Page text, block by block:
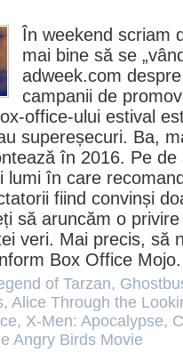
În weekend scriam
mai bine să se
adweek.com
campanii de
office-ului estival
supereșecuri. Ba,
în 2016. Pe
lumi în care
fiind convinși
să aruncăm o
veri. Mai precis, să
Box Office
of Tarzan,
, Alice Through the
, X-Men: Apocalypse,
Angry Birds Movie